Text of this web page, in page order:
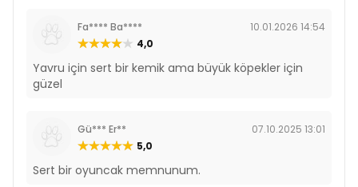
Fa**** Ba****
10.01.2026 14:54
4,0
Yavru için sert bir kemik ama büyük köpekler için
güzel
Gü*** Er**
07.10.2025 13:01
5,0
Sert bir oyuncak memnunum.